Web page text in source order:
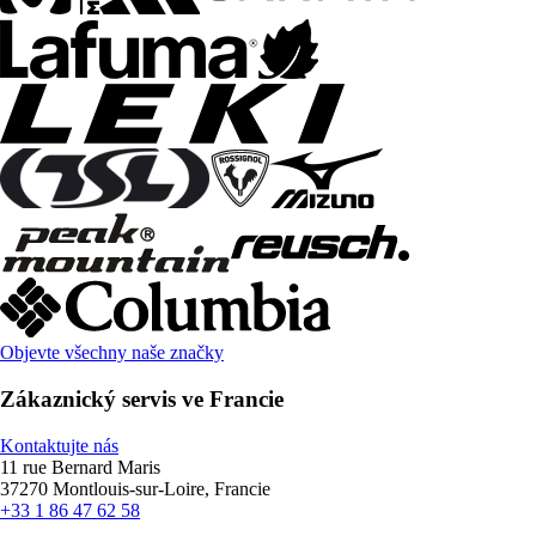
Objevte všechny naše značky
Zákaznický servis ve Francie
Kontaktujte nás
11 rue Bernard Maris
37270 Montlouis-sur-Loire, Francie
+33 1 86 47 62 58